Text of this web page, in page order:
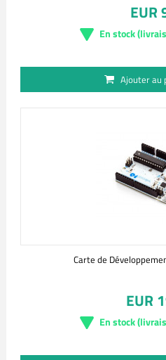
EUR
En stock
Ajouter au
Carte de
EUR
En stock